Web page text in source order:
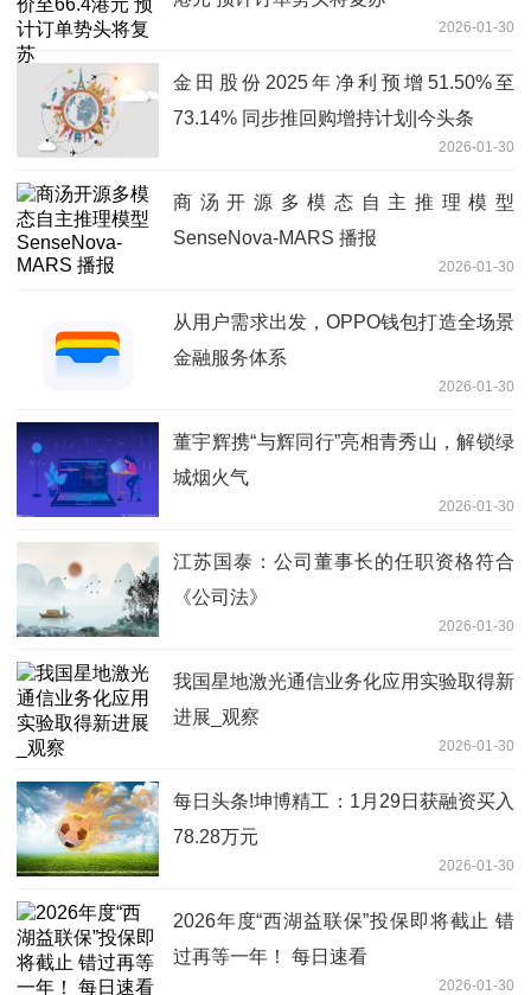
2026-01-30
金田股份2025年净利预增51.50%至
73.14% 同步推回购增持计划|今头条
2026-01-30
商汤开源多模态自主推理模型
SenseNova-MARS 播报
2026-01-30
从用户需求出发，OPPO钱包打造全场景
金融服务体系
2026-01-30
董宇辉携“与辉同行”亮相青秀山，解锁绿
城烟火气
2026-01-30
江苏国泰：公司董事长的任职资格符合
《公司法》
2026-01-30
我国星地激光通信业务化应用实验取得新
进展_观察
2026-01-30
每日头条!坤博精工：1月29日获融资买入
78.28万元
2026-01-30
2026年度“西湖益联保”投保即将截止 错
过再等一年！ 每日速看
2026-01-30